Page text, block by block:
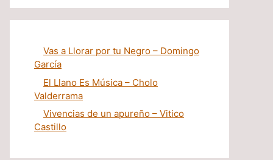
Vas a Llorar por tu Negro – Domingo
García
El Llano Es Música – Cholo
Valderrama
Vivencias de un apureño – Vitico
Castillo